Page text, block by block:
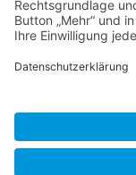
* Alle Preise inkl.
Bestellung